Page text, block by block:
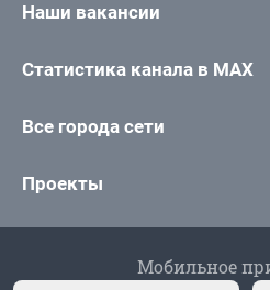
Наши вакансии
Статистика канала в MAX
Все города сети
Проекты
Мобильное